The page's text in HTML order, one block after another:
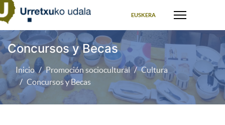
EUSKERA
Concursos y Becas
Inicio Promoción sociocultural
Cultura
Concursos y Becas